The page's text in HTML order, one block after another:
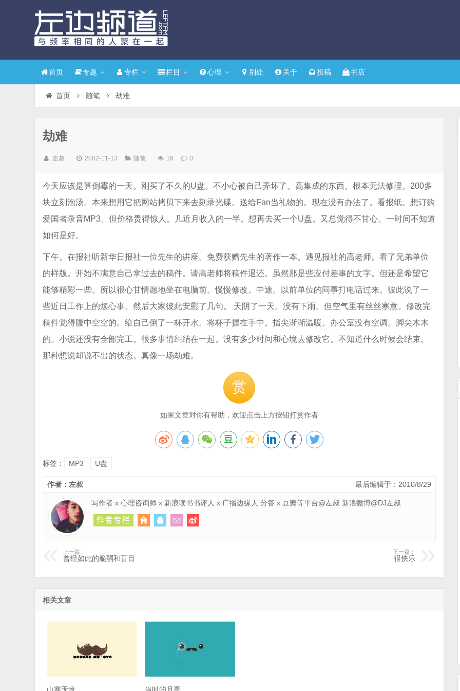
首页 专题 专栏 栏目 心理 别处 关于 投稿 书店
首页 随笔 劫难
劫难
左叔 2002-11-13 随笔 16 0
今天应该是算倒霉的一天。刚买了不久的U盘。不小心被自己弄坏了。高集成的东西。根本无法修理。200多
块立刻泡汤。本来想用它把网站拷贝下来去刻录光碟。送给Fan当礼物的。现在没有办法了。看报纸。想订购
爱国者录音MP3。但价格贵得惊人。几近月收入的一半。想再去买一个U盘。又总觉得不甘心。一时间不知道
如何是好。
下午。在报社听新华日报社一位先生的讲座。免费获赠先生的著作一本。遇见报社的高老师。看了兄弟单位
的样版。开始不满意自己拿过去的稿件。请高老师将稿件退还。虽然那是些应付差事的文字。但还是希望它
能够精彩一些。所以很心甘情愿地坐在电脑前。慢慢修改。中途。以前单位的同事打电话过来。彼此说了一
些近日工作上的烦心事。然后大家彼此安慰了几句。 天阴了一天。没有下雨。但空气里有丝丝寒意。修改完
稿件觉得腹中空空的。给自己倒了一杯开水。将杯子握在手中。指尖渐渐温暖。办公室没有空调。脚尖木木
的。小说还没有全部完工。很多事情纠结在一起。没有多少时间和心境去修改它。不知道什么时候会结束。
那种想说却说不出的状态。真像一场劫难。
赏
如果文章对你有帮助，欢迎点击上方按钮打赏作者
标签： MP3 U盘
最后编辑于：2010/8/29
作者：左叔
写作者 x 心理咨询师 x 新浪读书书评人 x 广播边缘人 分答 x 豆瓣等平台@左叔 新浪微博@DJ左叔
上一篇：
曾经如此的脆弱和盲目
下一篇：
很快乐
相关文章
山寨无敌 当时的月亮